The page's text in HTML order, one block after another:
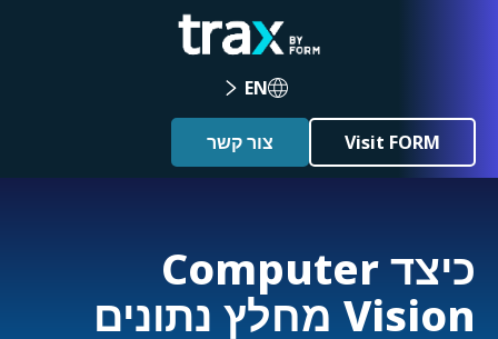
EN
Visit FORM צור קשר
כיצד Computer
Vision מחלץ נתונים